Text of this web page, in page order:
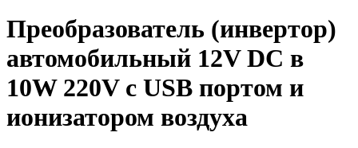
Преобразователь (инвертор)
автомобильный 12V DC в
10W 220V с USB портом и
ионизатором воздуха